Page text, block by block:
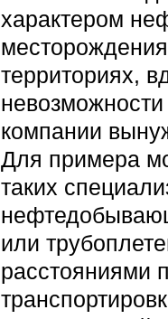
характером
территориях,
компании
Для примера
таких
или
расстояниями